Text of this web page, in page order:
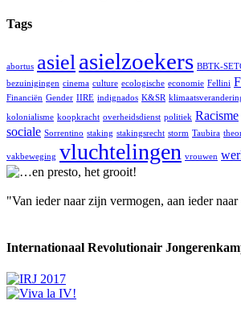
Tags
abortus asielasielzoekers BBTK-
bezuinigingen cinema culture ecologische economie Fellini
Financiën Gender IIRE indignados K&SR
kolonialisme koopkracht overheidsdienst politiek Racisme
sociale Sorrentino staking stakingsrecht storm Taubira
vakbeweging vluchtelingen vrouwen
"Van ieder naar zijn vermogen, aan ieder
Internationaal Revolutionair